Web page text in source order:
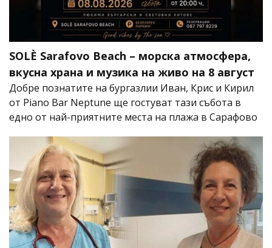
SOLÈ Sarafovo Beach – морска атмосфера,
вкусна храна и музика на живо на 8 август
Добре познатите на бургазлии Иван, Крис и Кирил
от Piano Bar Neptune ще гостуват тази събота в
едно от най-приятните места на плажа в Сарафово